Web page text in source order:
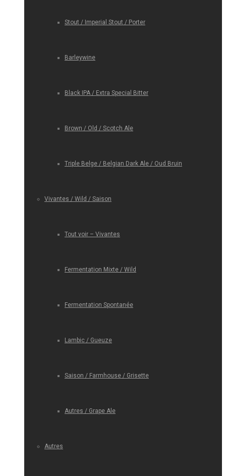
Stout / Imperial Stout / Porter
Barleywine
Black IPA / Extra Special Bitter
Brown / Old / Scotch Ale
Triple Belge / Belgian Dark Ale / Oud Bruin
Vivantes / Wild / Saison
Tout voir – Vivantes
Fermentation Mixte / Wild
Fermentation Spontanée
Lambic / Gueuze
Saison / Farmhouse / Grisette
Autres / Grape Ale
Autres